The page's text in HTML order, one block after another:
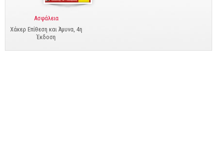
Προσωπική Βελτίωση
Οικονομικά
Ασφάλεια
Χάκερ Επίθεση και Άμυνα, 4η
Έκδοση